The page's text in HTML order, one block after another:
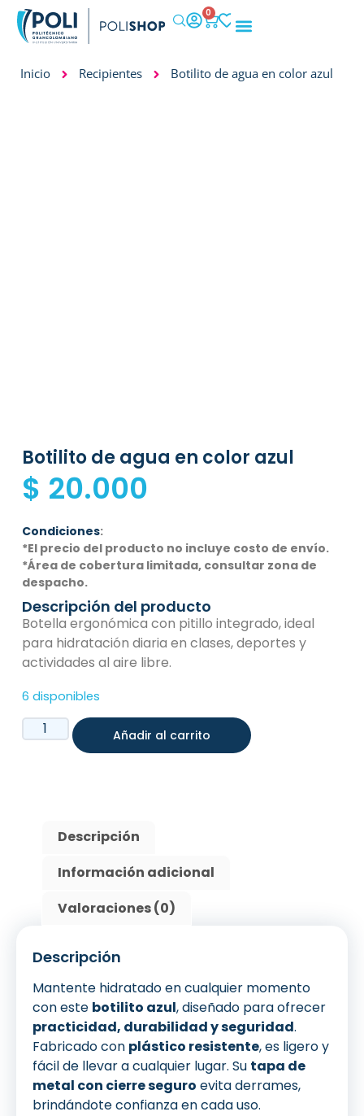
0
Inicio Recipientes Botilito de agua en color azul
Botilito de agua en color azul
$ 20.000
Condiciones:
*El precio del producto no incluye costo de envío.
*Área de cobertura limitada, consultar zona de
despacho.
Descripción del producto
Botella ergonómica con pitillo integrado, ideal
para hidratación diaria en clases, deportes y
actividades al aire libre.
6 disponibles
Añadir al carrito
Descripción
Información adicional
Valoraciones (0)
Descripción
Mantente hidratado en cualquier momento
con este botilito azul, diseñado para ofrecer
practicidad, durabilidad y seguridad.
Fabricado con plástico resistente, es ligero y
fácil de llevar a cualquier lugar. Su tapa de
metal con cierre seguro evita derrames,
brindándote confianza en cada uso.